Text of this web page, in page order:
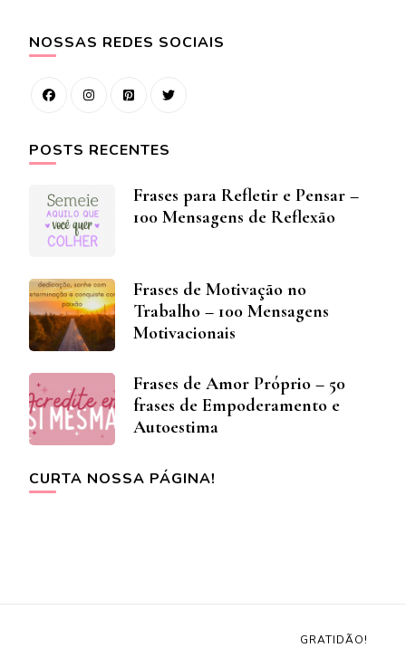
NOSSAS REDES SOCIAIS
POSTS RECENTES
Frases para Refletir e Pensar –
100 Mensagens de Reflexão
Frases de Motivação no
Trabalho – 100 Mensagens
Motivacionais
Frases de Amor Próprio – 50
frases de Empoderamento e
Autoestima
CURTA NOSSA PÁGINA!
GRATIDÃO!